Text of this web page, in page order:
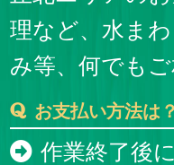
理など、水ま
み等、何でもご
お支払い方法は？
作業終了後